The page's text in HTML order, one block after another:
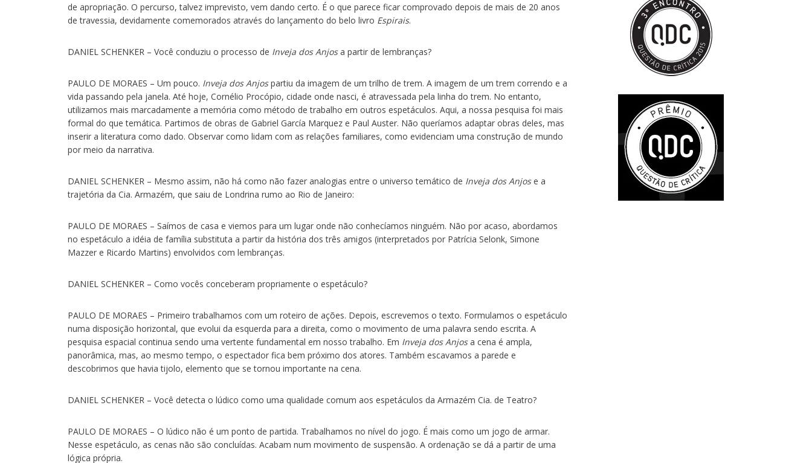
de apropriação. O percurso, talvez imprevisto, vem dando certo. É o que parece ficar comprovado depois de mais de 20 anos
de travessia, devidamente comemorados através do lançamento do belo livro Espirais.
DANIEL SCHENKER – Você conduziu o processo de Inveja dos Anjosa partir de lembranças?
PAULO DE MORAES – Um pouco. Inveja dos Anjospartiu da imagem de um trilho de trem. A imagem de um trem correndo e a
vida passando pela janela. Até hoje, Cornélio Procópio, cidade onde nasci, é atravessada pela linha do trem. No entanto,
utilizamos mais marcadamente a memória como método de trabalho em outros espetáculos. Aqui, a nossa pesquisa foi mais
formal do que temática. Partimos de obras de Gabriel García Marquez e Paul Auster. Não queríamos adaptar obras deles, mas
inserir a literatura como dado. Observar como lidam com as relações familiares, como evidenciam uma construção de mundo
por meio da narrativa.
DANIEL SCHENKER – Mesmo assim, não há como não fazer analogias entre o universo temático de Inveja dos Anjose a
trajetória da Cia. Armazém, que saiu de Londrina rumo ao Rio de Janeiro:
PAULO DE MORAES – Saímos de casa e viemos para um lugar onde não conhecíamos ninguém. Não por acaso, abordamos
no espetáculo a idéia de família substituta a partir da história dos três amigos (interpretados por Patrícia Selonk, Simone
Mazzer e Ricardo Martins) envolvidos com lembranças.
DANIEL SCHENKER – Como vocês conceberam propriamente o espetáculo?
PAULO DE MORAES – Primeiro trabalhamos com um roteiro de ações. Depois, escrevemos o texto. Formulamos o espetáculo
numa disposição horizontal, que evolui da esquerda para a direita, como o movimento de uma palavra sendo escrita. A
pesquisa espacial continua sendo uma vertente fundamental em nosso trabalho. Em Inveja dos Anjosa cena é ampla,
panorâmica, mas, ao mesmo tempo, o espectador fica bem próximo dos atores. Também escavamos a parede e
descobrimos que havia tijolo, elemento que se tornou importante na cena.
DANIEL SCHENKER – Você detecta o lúdico como uma qualidade comum aos espetáculos da Armazém Cia. de Teatro?
PAULO DE MORAES – O lúdico não é um ponto de partida. Trabalhamos no nível do jogo. É mais como um jogo de armar.
Nesse espetáculo, as cenas não são concluídas. Acabam num movimento de suspensão. A ordenação se dá a partir de uma
lógica própria.